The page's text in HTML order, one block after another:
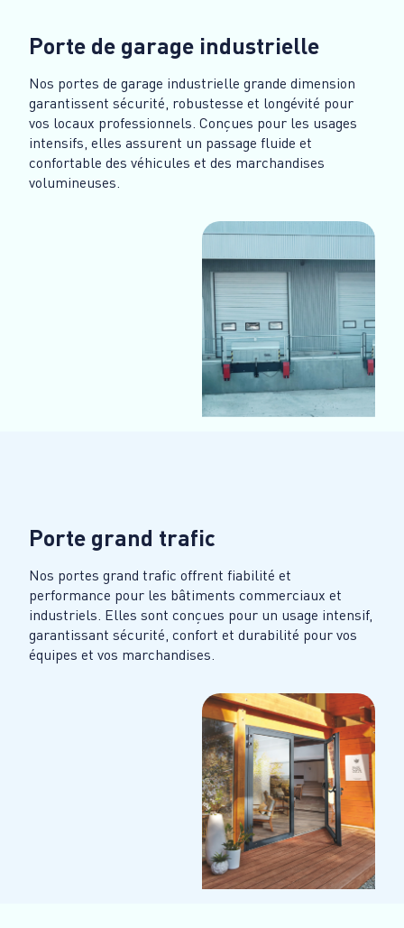
Porte de garage industrielle
Nos portes de garage industrielle grande dimension
garantissent sécurité, robustesse et longévité pour
vos locaux professionnels. Conçues pour les usages
intensifs, elles assurent un passage fluide et
confortable des véhicules et des marchandises
volumineuses.
Porte grand trafic
Nos portes grand trafic offrent fiabilité et
performance pour les bâtiments commerciaux et
industriels. Elles sont conçues pour un usage intensif,
garantissant sécurité, confort et durabilité pour vos
équipes et vos marchandises.